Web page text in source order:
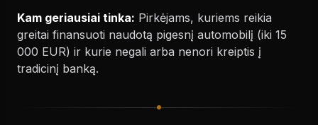
Kam geriausiai tinka: Pirkėjams, kuriems reikia
greitai finansuoti naudotą pigesnį automobilį (iki 15
000 EUR) ir kurie negali arba nenori kreiptis į
tradicinį banką.